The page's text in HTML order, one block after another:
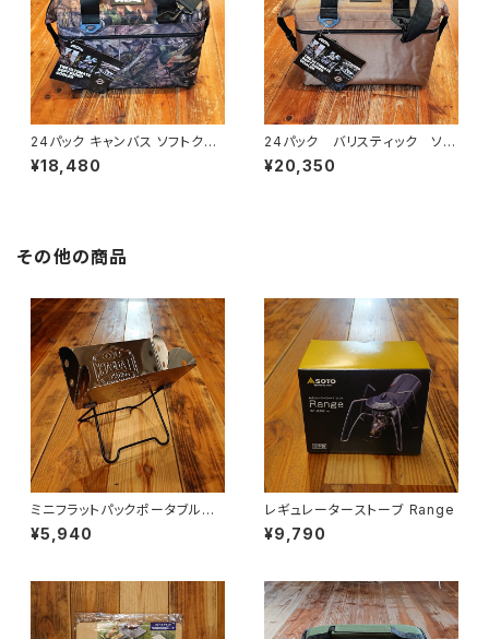
24パック キャンバス ソフトクー
ラーブレイクアップ
¥18,480
24パック バリスティック ソフ
トクーラー
¥20,350
その他の商品
ミニフラットパックポータブルグ
リル＆ファイヤーピット
¥5,940
レギュレーターストーブ Range
¥9,790